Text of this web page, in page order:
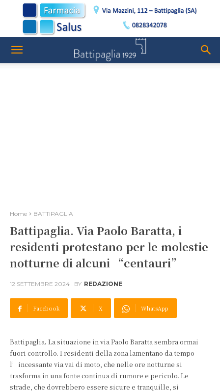
Home BATTIPAGLIA
Battipaglia. Via Paolo Baratta, i
residenti protestano per le molestie
notturne di alcuni “centauri”
12 SETTEMBRE 2024 BY REDAZIONE
Facebook X WhatsApp
Battipaglia. La situazione in via Paolo Baratta sembra ormai
fuori controllo. I residenti della zona lamentano da tempo
l’incessante via vai di moto, che nelle ore notturne si
trasforma in una fonte continua di rumore e pericolo. Le
strade, che dovrebbero essere sicure e tranquille, si